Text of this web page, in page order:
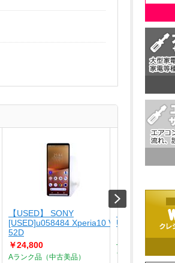
【USED】 SONY
[USED]u058484 Xperia10 V SO-
52D
￥24,800
Aランク品（中古美品）
【未使用品】
USA-CHD6BK
￥4,280
Type-C ? HDMIデ
ア...